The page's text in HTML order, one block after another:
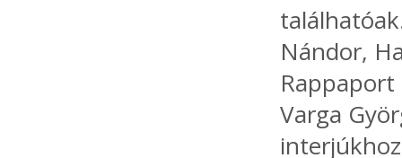
Nándor,
Varga